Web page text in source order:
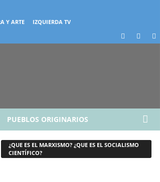
Y ARTE IZQUIERDA TV
PUEBLOS ORIGINARIOS
¿QUE ES EL MARXISMO? ¿QUE ES EL SOCIALISMO
CIENTÍFICO?